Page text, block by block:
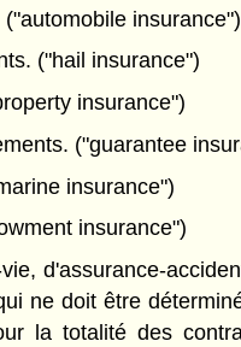
insurance")
("hail insurance")
insurance")
("guarantee
insurance")
insurance")
d'assurance-
ne doit être
la totalité des